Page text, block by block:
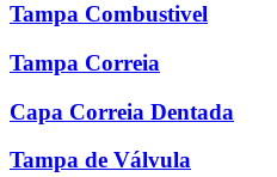
Tampa Combustivel
Tampa Correia
Capa Correia Dentada
Tampa de Válvula